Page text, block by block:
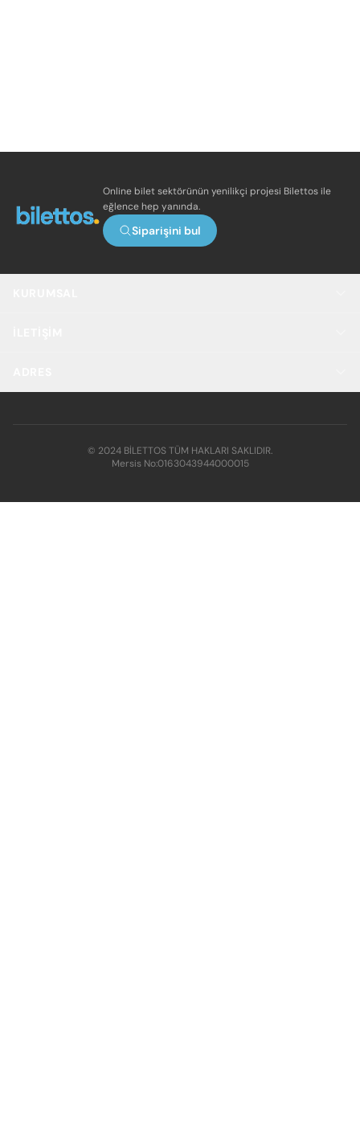
Online bilet sektörünün yenilikçi projesi Bilettos ile
eğlence hep yanında.
Siparişini bul
© 2024 BİLETTOS TÜM HAKLARI SAKLIDIR.
Mersis No:0163043944000015